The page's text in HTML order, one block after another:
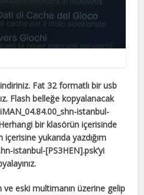
Fat 32 formatlı bir usb
Flash belleğe kopyalanacak
istanbul-
bir klasörün içerisinde
yukarıda yazdığım
istanbul-[PS3HEN].psk’yi
ve eski multimanın üzerine gelip